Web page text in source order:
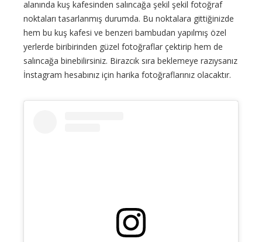
alanında kuş kafesinden salıncağa şekil şekil fotoğraf
noktaları tasarlanmış durumda. Bu noktalara gittiğinizde
hem bu kuş kafesi ve benzeri bambudan yapılmış özel
yerlerde biribirinden güzel fotoğraflar çektirip hem de
salıncağa binebilirsiniz. Birazcık sıra beklemeye razıysanız
İnstagram hesabınız için harika fotoğraflarınız olacaktır.